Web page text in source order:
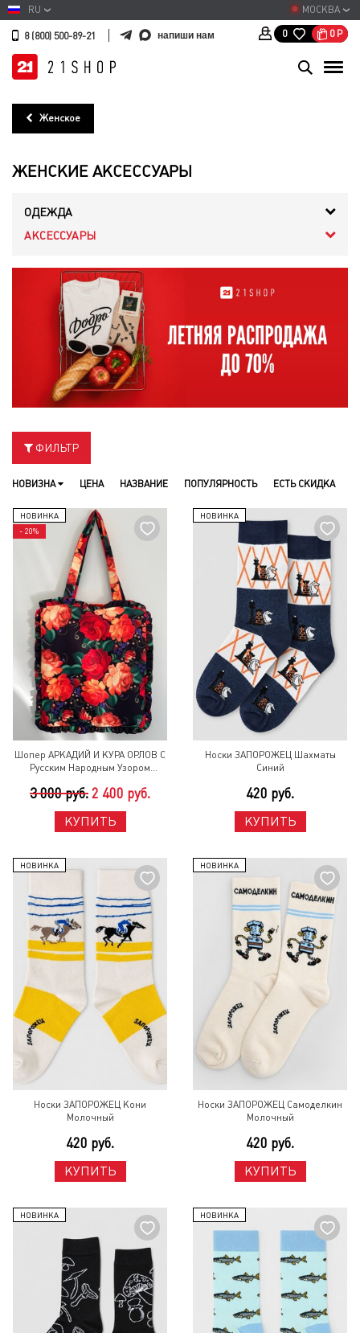
МОСКВА
RU
8 (800) 500-89-21 напиши нам 0 0 Р
Женское
ЖЕНСКИЕ АКСЕССУАРЫ
ОДЕЖДА
АКСЕССУАРЫ
ФИЛЬТР
НОВИЗНА ЦЕНА НАЗВАНИЕ ПОПУЛЯРНОСТЬ ЕСТЬ СКИДКА
НОВИНКА
- 20%
Шопер АРКАДИЙ И КУРА ОРЛОВ С
Русским Народным Узором
3 000 руб. 2 400 руб.
КУПИТЬ
НОВИНКА
Носки ЗАПОРОЖЕЦ Шахматы
Синий
420 руб.
КУПИТЬ
НОВИНКА
Носки ЗАПОРОЖЕЦ Кони
Молочный
420 руб.
КУПИТЬ
НОВИНКА
Носки ЗАПОРОЖЕЦ Самоделкин
Молочный
420 руб.
КУПИТЬ
НОВИНКА НОВИНКА